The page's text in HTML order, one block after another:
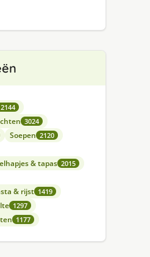
3024
Soepen 2120
& tapas 2015
& rijst 1419
1297
1177